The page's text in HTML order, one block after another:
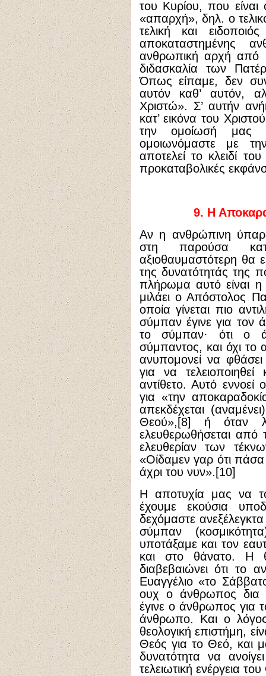
του Κυρίου, που
«απαρχή», δηλ. ο
τελική και
αποκαταστημένης
ανθρωπική αρχή από
διδασκαλία των
Όπως είπαμε, δεν
αυτόν καθ’ αυτόν,
Χριστώ». Σ’ αυτήν
κατ’ εικόνα του
την ομοίωσή μας
ομοιωνόμαστε με
αποτελεί το κλειδί
προκαταβολικές
9. Η
Αν η ανθρώπινη
στη παρούσα
αξιοθαυμαστότερη θα
της δυνατότητάς της
πλήρωμα αυτό είναι
μιλάει ο Απόστολος
οποία γίνεται πιο
σύμπαν έγινε για τον
το σύμπαν· ότι ο
σύμπαντος, και όχι το
ανυπομονεί να
για να
αντίθετο. Αυτό
για «την
απεκδέχεται
Θεού»,[8] ή όταν
ελευθερωθήσεται από
ελευθερίαν των
«Οίδαμεν γαρ ότι πάσα
άχρι του νυν».[10]
Η αποτυχία μας να
έχουμε εκούσια
δεχόμαστε
σύμπαν
υποτάξαμε και τον
και στο θάνατο. Η
διαβεβαιώνει ότι το
Ευαγγέλιο «το
ουχ ο άνθρωπος δια
έγινε ο άνθρωπος για
άνθρωπο. Και ο
θεολογική επιστήμη,
Θεός για το Θεό, και
δυνατότητα να
τελειωτική ενέργεια